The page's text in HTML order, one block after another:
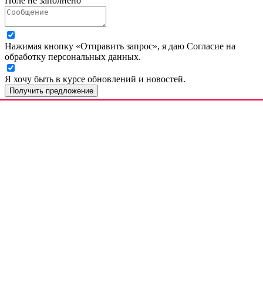
Нажимая кнопку «Отправить запрос», я даю Согласие на
обработку персональных данных.
Я хочу быть в курсе обновлений и новостей.
Получить предложение